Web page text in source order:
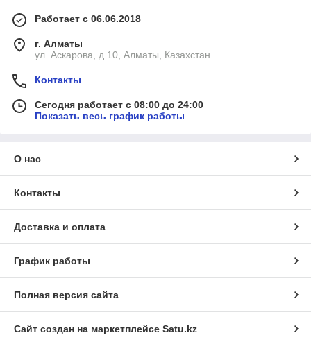
Работает с 06.06.2018
г. Алматы
ул. Аскарова, д.10, Алматы, Казахстан
Контакты
Сегодня работает с 08:00 до 24:00
Показать весь график работы
О нас
Контакты
Доставка и оплата
График работы
Полная версия сайта
Сайт создан на маркетплейсе Satu.kz